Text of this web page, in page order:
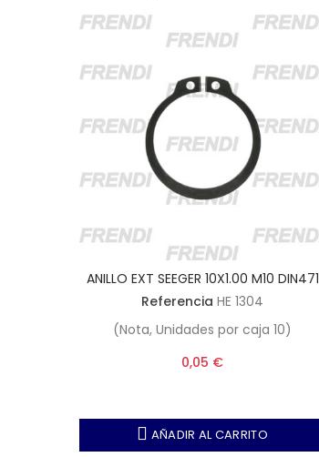
ANILLO EXT SEEGER 10X1.00 M10 DIN471
Referencia HE 1304
(Nota, Unidades por caja 10)
0,05 €
AÑADIR AL CARRITO